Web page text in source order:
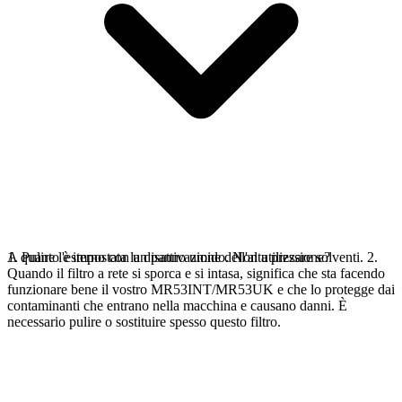
1. Pulire l'esterno con un panno umido. Non utilizzare solventi. 2.
Quando il filtro a rete si sporca e si intasa, significa che sta facendo
funzionare bene il vostro MR53INT/MR53UK e che lo protegge dai
contaminanti che entrano nella macchina e causano danni. È
necessario pulire o sostituire spesso questo filtro.
A quanto è impostata la disattivazione dell'alta pressione?